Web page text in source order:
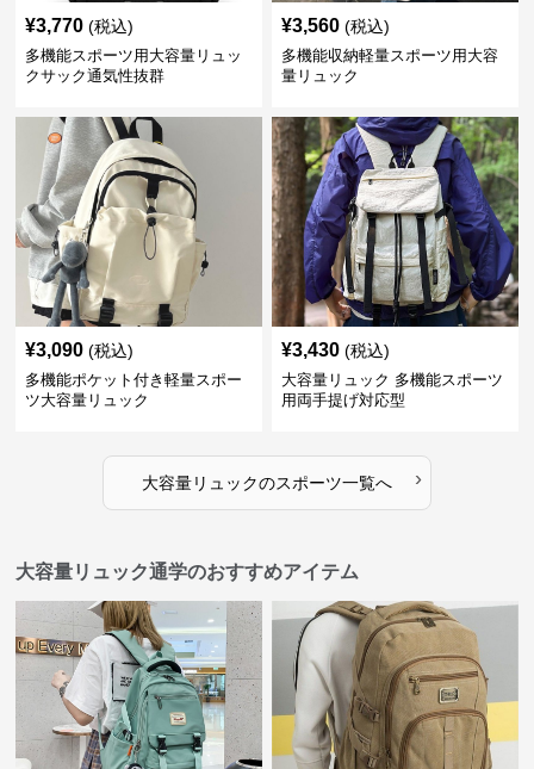
¥3,770 (税込)
多機能スポーツ用大容量リュッ
クサック通気性抜群
¥3,560 (税込)
多機能収納軽量スポーツ用大容
量リュック
¥3,090 (税込)
多機能ポケット付き軽量スポー
ツ大容量リュック
¥3,430 (税込)
大容量リュック 多機能スポーツ
用両手提げ対応型
大容量リュックのスポーツ一覧へ ›
大容量リュック通学のおすすめアイテム